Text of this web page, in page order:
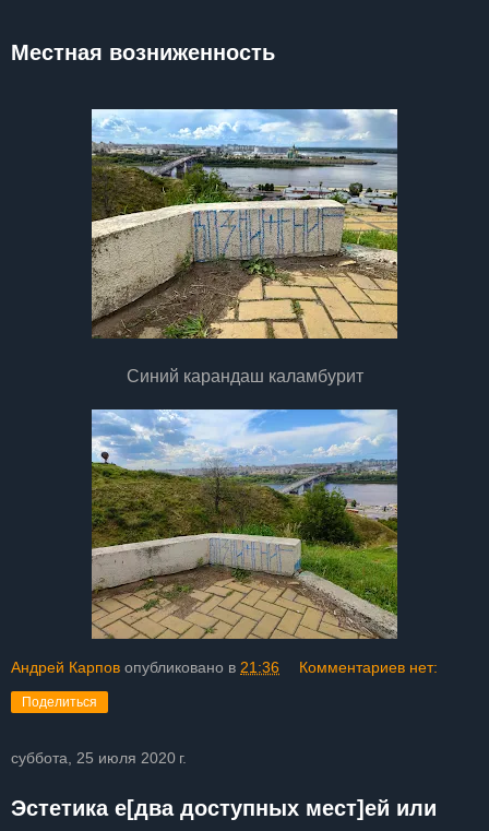
Местная возниженность
Синий карандаш каламбурит
Андрей Карпов опубликовано в 21:36 Комментариев нет:
Поделиться
суббота, 25 июля 2020 г.
Эстетика е[два доступных мест]ей или